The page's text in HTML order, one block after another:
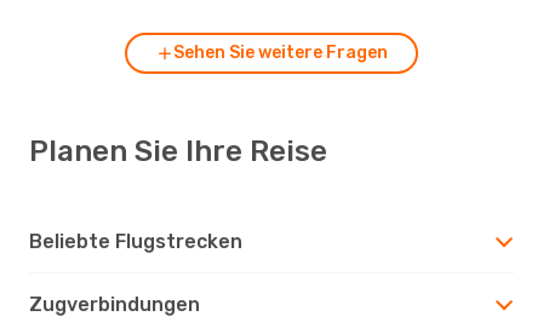
Sehen Sie weitere Fragen
Planen Sie Ihre Reise
Beliebte Flugstrecken
Zugverbindungen